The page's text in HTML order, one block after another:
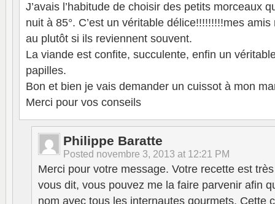
J’avais l’habitude de choisir des petits morceaux
nuit à 85°. C’est un véritable délice!!!!!!!!!mes
au plutôt si ils reviennent souvent.
La viande est confite, succulente, enfin un
papilles.
Bon et bien je vais demander un cuissot à mon
Merci pour vos conseils
Philippe Baratte
Posted novembre 3, 2013 at 12:21 PM
Merci pour votre message. Votre recette est
vous dit, vous pouvez me la faire parvenir afin
nom avec tous les internautes gourmets. Cette